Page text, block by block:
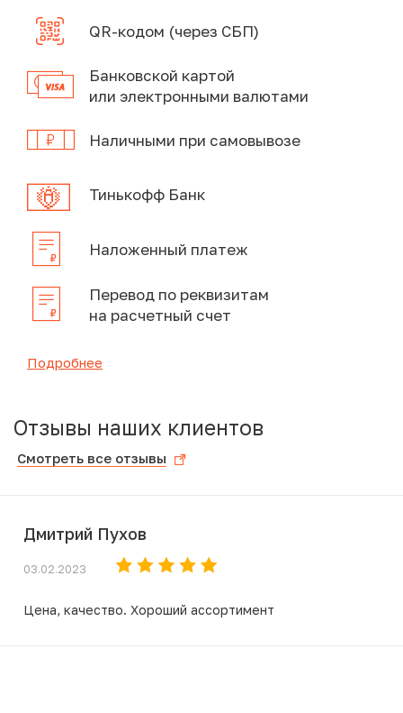
QR-кодом (через СБП)
Банковской картой
или электронными валютами
Наличными при самовывозе
Тинькофф Банк
Наложенный платеж
Перевод по реквизитам
на расчетный счет
Подробнее
Отзывы наших клиентов
Смотреть все отзывы
Дмитрий Пухов
03.02.2023
Цена, качество. Хороший ассортимент